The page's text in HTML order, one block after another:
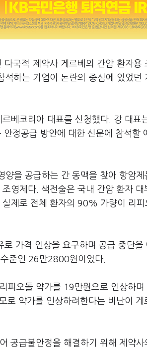
국적 제약사 게르베의 간암 환자용
하는 기업이 논란의 중심에 있었던
베코리아 대표를 신청했다. 강 대표
정공급 방안에 대한 신문에 참석할
양을 공급하는 간 동맥을 찾아 항암제
영제다. 색전술은 국내 간암 환자 대
제로 전체 환자의 90% 가량이 리피
가격 인상을 요구하며 공급 중단을
준인 26만2800원이었다.
피오돌 약가를 19만원으로 인상하며
로 약가를 인상하려한다는 비난이 게
공급불안정을 해결하기 위해 제약사